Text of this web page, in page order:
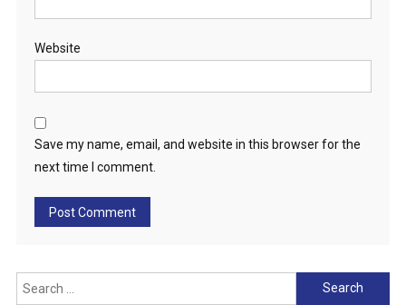
Website
Save my name, email, and website in this browser for the
next time I comment.
Search